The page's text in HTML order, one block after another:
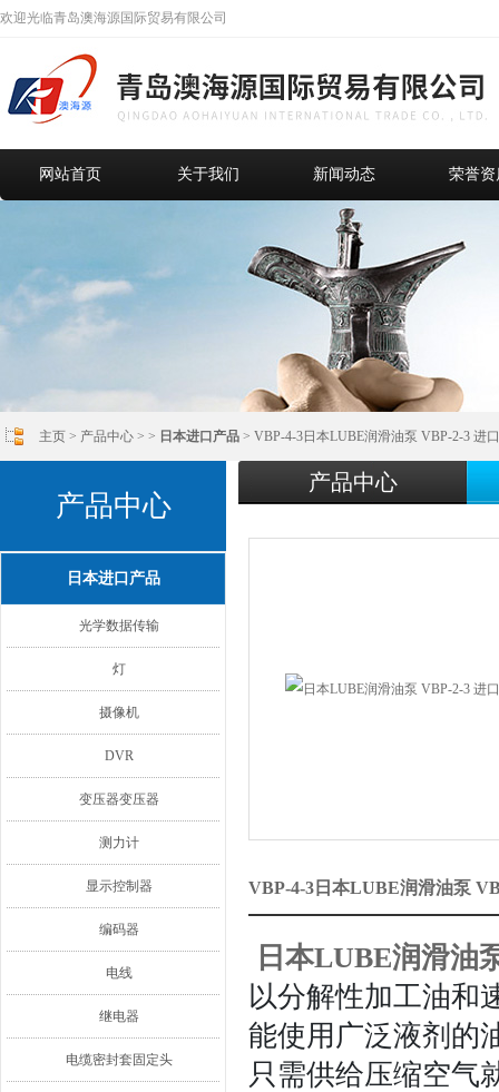
欢迎光临青岛澳海源国际贸易有限公司
网站首页 关于我们 新闻动态 荣誉资
主页 > 产品中心 > > 日本进口产品 > VBP-4-3日本LUBE润滑油泵 VBP-2-3 进
产品中心
日本进口产品
光学数据传输
灯
摄像机
DVR
变压器变压器
测力计
显示控制器
编码器
电线
继电器
电缆密封套固定头
产品中心
VBP-4-3日本LUBE润滑油泵
日本LUBE润滑油
以分解性加工油和
能使用广泛液剂的
只需供给压缩空气